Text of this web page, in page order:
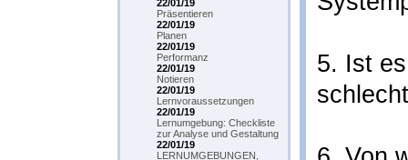
22/01/19
Präsentieren
22/01/19
Planen
22/01/19
Performanz
22/01/19
Notieren
22/01/19
Lernvoraussetzungen
22/01/19
Lernumgebung: Checkliste
zur Analyse und Gestaltung
22/01/19
LERNUMGEBUNGEN,
5. Ist